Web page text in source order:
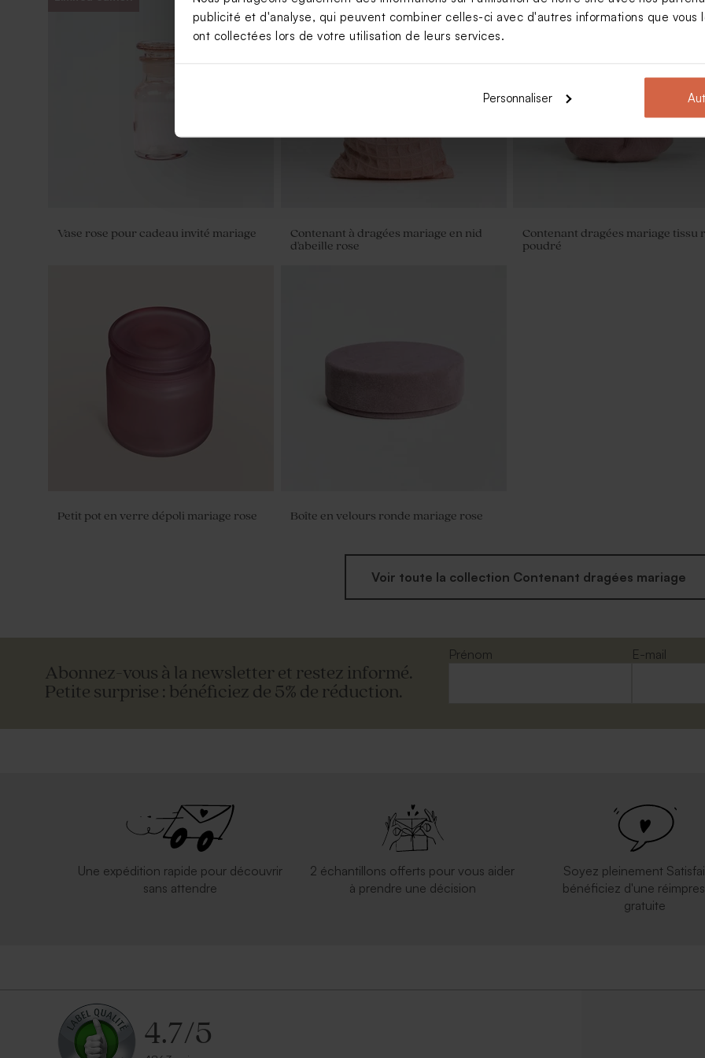
publicité et d'analyse, qui peuvent combiner celles-ci avec d'autres informations que vous
ont collectées lors de votre utilisation de leurs services.
Personnaliser
Savon artisanal mariage senteur Fleur
Bougie mariage arc-en-ciel rose
Vase rose pour cadeau invité mariage
Contenant à dragées mariage en nid
d'abeille rose
Contenant dragées mariage tissu
poudré
Petit pot en verre dépoli mariage rose Boîte en velours ronde mariage rose
Voir toute la collection Contenant dragées mariage
Abonnez-vous à la newsletter et restez informé.
Petite surprise : bénéficiez de 5% de réduction.
Prénom
E-mail
Une expédition rapide pour découvrir
sans attendre
2 échantillons offerts pour vous aider
à prendre une décision
Soyez pleinement
bénéficiez d'une
gratuite
4.7/5